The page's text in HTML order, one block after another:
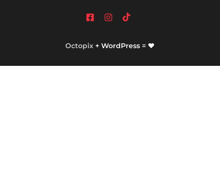
Octopix + WordPress = ❤